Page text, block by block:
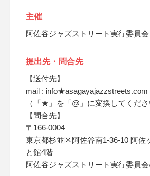
主催
阿佐谷ジャズストリート実行委員会
提出先・問合先
【送付先】
mail : info★asagayajazzstreets.com
（「★」を「@」に変換してくださ
【問合先】
〒166-0004
東京都杉並区阿佐谷南1-36-10 阿佐
と館4階
阿佐谷ジャズストリート実行委員